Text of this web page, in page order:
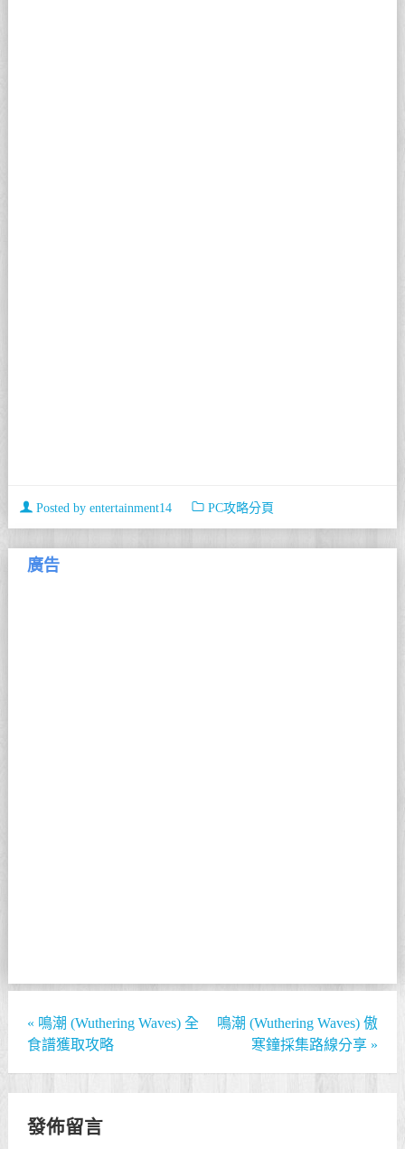
Posted by entertainment14 PC攻略分頁
廣告
« 鳴潮 (Wuthering Waves) 全
食譜獲取攻略
鳴潮 (Wuthering Waves) 傲
寒鐘採集路線分享 »
發佈留言